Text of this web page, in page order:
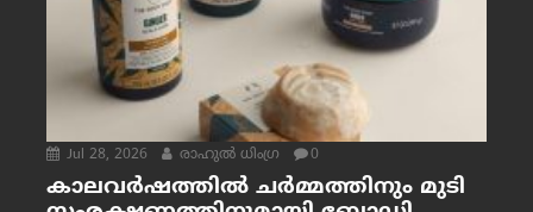
Jul 28, 2026 രാഹുല്‍ ധിംഗ്ര 0
കാലവർഷത്തിൽ ചർമ്മത്തിനും മുടി